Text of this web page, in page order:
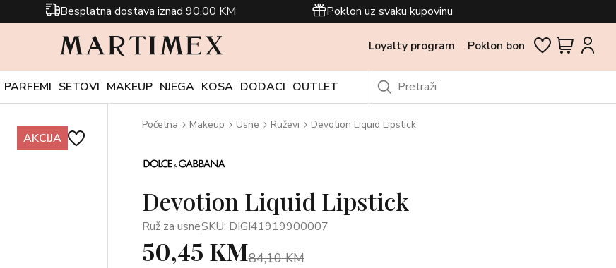
Besplatna dostava iznad 90,00 KM Poklon uz svaku kupovinu
Loyalty program Poklon bon
PARFEMI SETOVI MAKEUP NJEGA KOSA DODACI OUTLET
AKCIJA
Početna Makeup Usne Ruževi Devotion Liquid Lipstick
Devotion Liquid Lipstick
Ruž za usneSKU: DIGI41919900007
50,45 KM84,10 KM